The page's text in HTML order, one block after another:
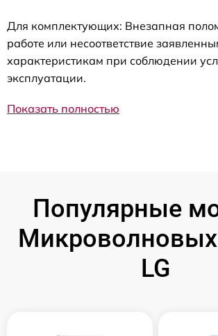
Для комплектующих: Внезапная
работе или несоответствие
характеристикам при соблюдении
эксплуатации.
Показать полностью
Популярные
Микроволновых
LG